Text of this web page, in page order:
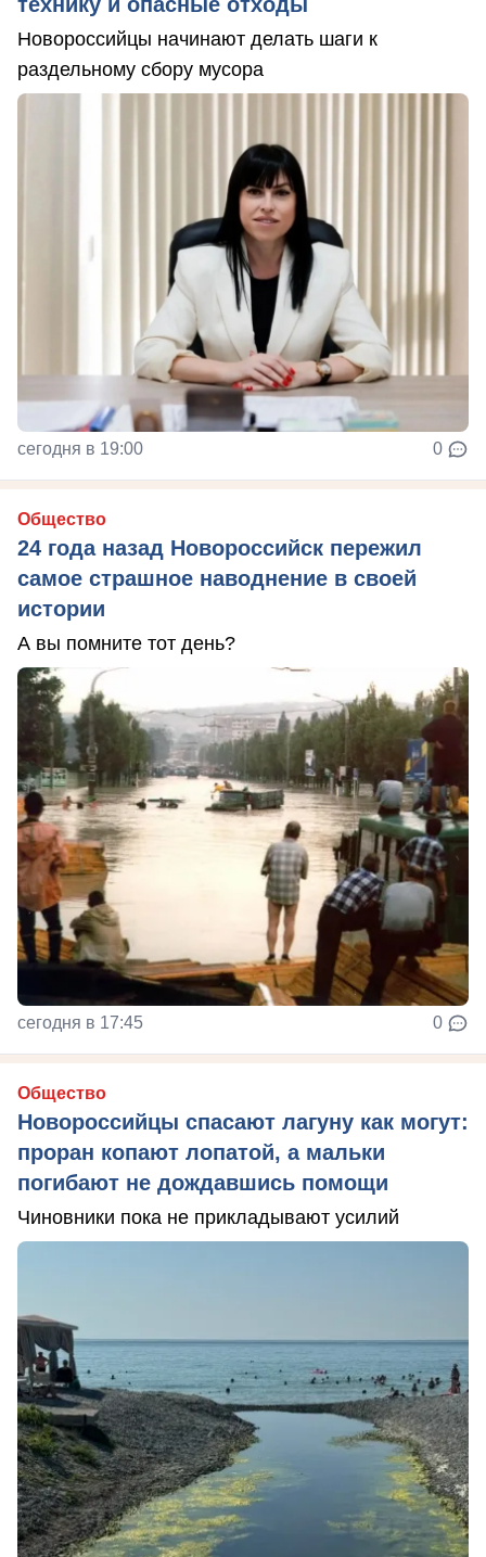
Новороссийцы начинают делать шаги к
раздельному сбору мусора
сегодня в 19:00 0
Общество
24 года назад Новороссийск пережил
самое страшное наводнение в своей
истории
А вы помните тот день?
сегодня в 17:45 0
Общество
Новороссийцы спасают лагуну как могут:
проран копают лопатой, а мальки
погибают не дождавшись помощи
Чиновники пока не прикладывают усилий